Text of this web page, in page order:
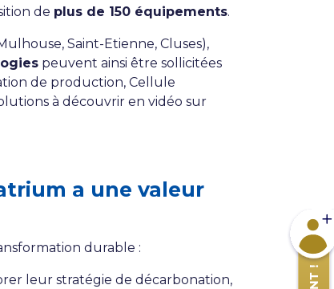
de plus de 150 équipements.
Saint-Etienne, Cluses),
peuvent ainsi être sollicitées
de production, Cellule
à découvrir en vidéo sur
a une valeur
durable :
leur stratégie de décarbonation,